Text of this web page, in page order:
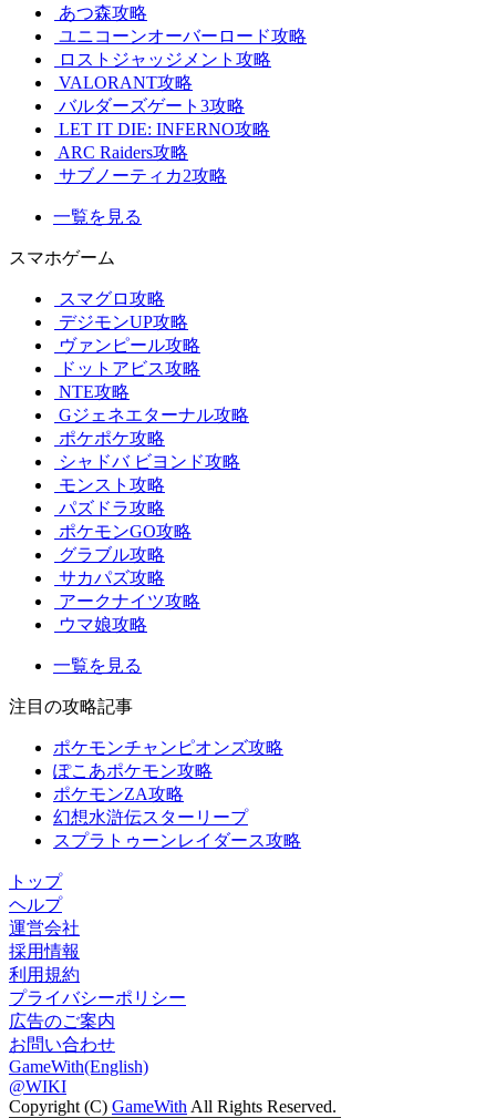
あつ森攻略
ユニコーンオーバーロード攻略
ロストジャッジメント攻略
VALORANT攻略
バルダーズゲート3攻略
LET IT DIE: INFERNO攻略
ARC Raiders攻略
サブノーティカ2攻略
一覧を見る
スマホゲーム
スマグロ攻略
デジモンUP攻略
ヴァンピール攻略
ドットアビス攻略
NTE攻略
Gジェネエターナル攻略
ポケポケ攻略
シャドバ ビヨンド攻略
モンスト攻略
パズドラ攻略
ポケモンGO攻略
グラブル攻略
サカパズ攻略
アークナイツ攻略
ウマ娘攻略
一覧を見る
注目の攻略記事
ポケモンチャンピオンズ攻略
ぽこあポケモン攻略
ポケモンZA攻略
幻想水滸伝スターリープ
スプラトゥーンレイダース攻略
トップ
ヘルプ
運営会社
採用情報
利用規約
プライバシーポリシー
広告のご案内
お問い合わせ
GameWith(English)
@WIKI
Copyright (C) GameWith All Rights Reserved.